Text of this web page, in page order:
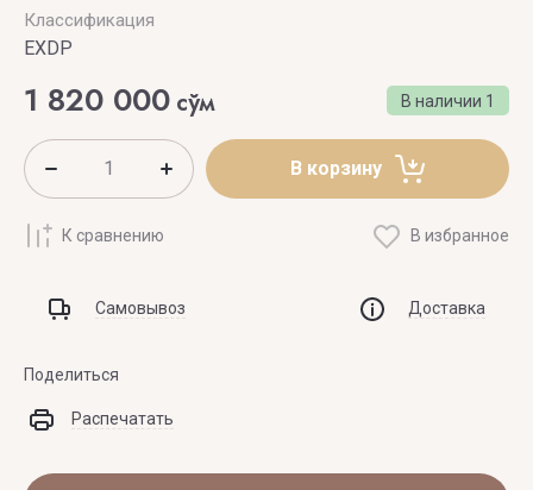
Классификация
EXDP
В наличии 1
1 820 000 сўм
В корзину
К сравнению В избранное
Самовывоз Доставка
Поделиться
Распечатать